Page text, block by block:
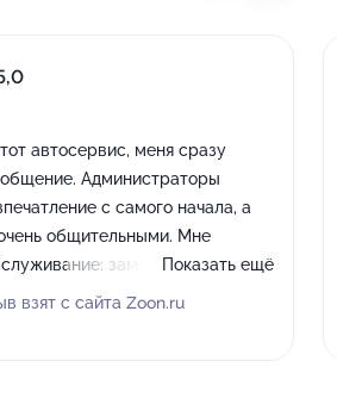
автосервис, меня сразу
Администраторы
с самого начала, а
общительными. Мне
заменили масло в
включая топливный, а
Показать ещё
взят с сайта Zoon.ru